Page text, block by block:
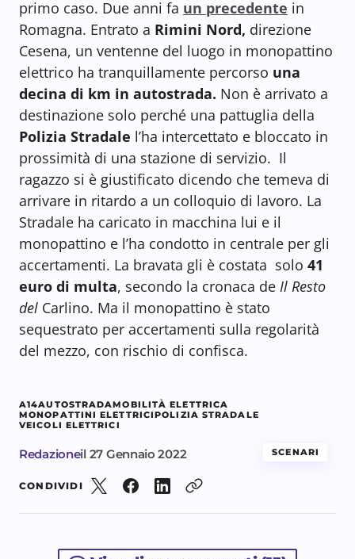
primo caso. Due anni fa un precedente in
Romagna. Entrato a Rimini Nord, direzione
Cesena, un ventenne del luogo in monopattino
elettrico ha tranquillamente percorso una
decina di km in autostrada. Non è arrivato a
destinazione solo perché una pattuglia della
Polizia Stradale l’ha intercettato e bloccato in
prossimità di una stazione di servizio. Il
ragazzo si è giustificato dicendo che temeva di
arrivare in ritardo a un colloquio di lavoro. La
Stradale ha caricato in macchina lui e il
monopattino e l’ha condotto in centrale per gli
accertamenti. La bravata gli è costata solo 41
euro di multa, secondo la cronaca de Il Resto
del Carlino. Ma il monopattino è stato
sequestrato per accertamenti sulla regolarità
del mezzo, con rischio di confisca.
A14AUTOSTRADAMOBILITÀ ELETTRICA
MONOPATTINI ELETTRICIPOLIZIA STRADALE
VEICOLI ELETTRICI
Redazioneil 27 Gennaio 2022 SCENARI
CONDIVIDI